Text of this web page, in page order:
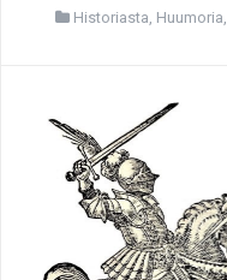
Historiasta, Huumoria,